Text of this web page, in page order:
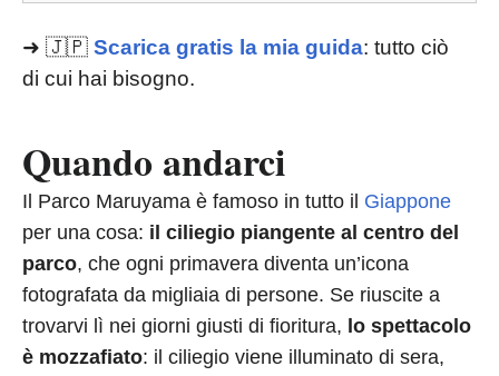
➜ 🇯🇵 Scarica gratis la mia guida: tutto ciò
di cui hai bisogno.
Quando andarci
Il Parco Maruyama è famoso in tutto il Giappone
per una cosa: il ciliegio piangente al centro del
parco, che ogni primavera diventa un’icona
fotografata da migliaia di persone. Se riuscite a
trovarvi lì nei giorni giusti di fioritura, lo spettacolo
è mozzafiato: il ciliegio viene illuminato di sera,